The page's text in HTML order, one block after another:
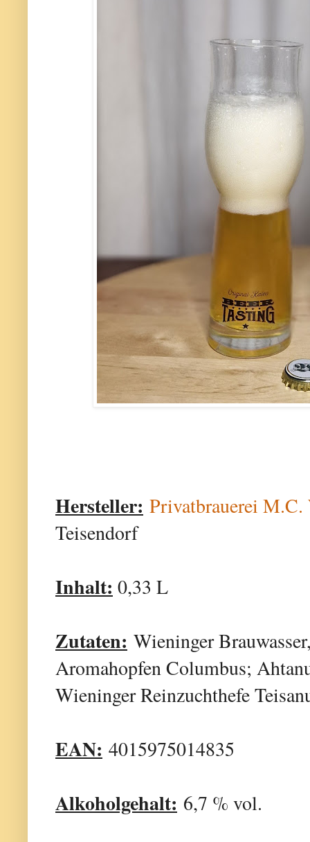
Hersteller: Privatbrauerei
Teisendorf
Inhalt: 0,33 L
Zutaten: Wieninger
Aromahopfen Columbus;
Wieninger Reinzuchthefe
EAN: 4015975014835
Alkoholgehalt: 6,7 % vol.